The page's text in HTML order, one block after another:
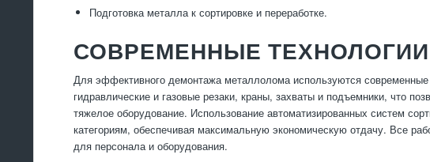
Подготовка металла к сортировке и переработке.
СОВРЕМЕННЫЕ
Для эффективного демонтажа металлолома используются
гидравлические и газовые резаки, краны, захваты и подъемники, что
тяжелое оборудование. Использование автоматизированных систем
категориям, обеспечивая максимальную экономическую отдачу. Все
для персонала и оборудования.